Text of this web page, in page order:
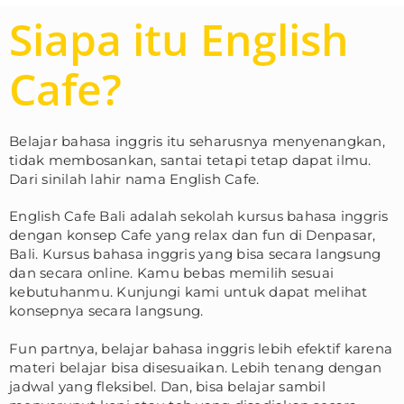
Siapa itu English
Cafe?
Belajar bahasa inggris itu seharusnya menyenangkan,
tidak membosankan, santai tetapi tetap dapat ilmu.
Dari sinilah lahir nama English Cafe.
English Cafe Bali adalah sekolah kursus bahasa inggris
dengan konsep Cafe yang relax dan fun di Denpasar,
Bali. Kursus bahasa inggris yang bisa secara langsung
dan secara online. Kamu bebas memilih sesuai
kebutuhanmu. Kunjungi kami untuk dapat melihat
konsepnya secara langsung.
Fun partnya, belajar bahasa inggris lebih efektif karena
materi belajar bisa disesuaikan. Lebih tenang dengan
jadwal yang fleksibel. Dan, bisa belajar sambil